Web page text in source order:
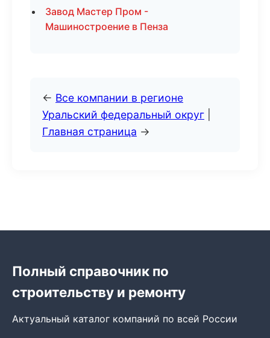
Завод Мастер Пром -
Машиностроение в Пенза
← Все компании в регионе
Уральский федеральный округ
Главная страница →
Полный справочник по
строительству и ремонту
Актуальный каталог компаний по всей России